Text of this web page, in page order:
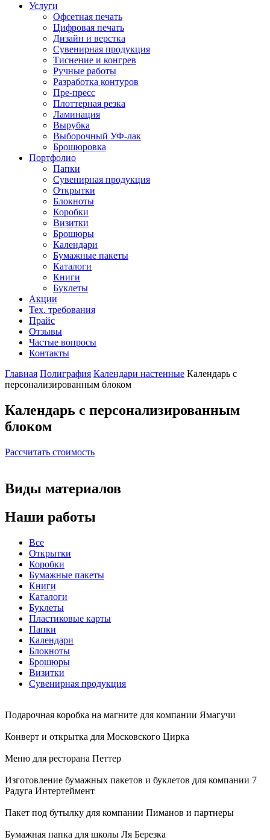
Услуги
Офсетная печать
Цифровая печать
Дизайн и верстка
Сувенирная продукция
Тиснение и конгрев
Ручные работы
Разработка контуров
Пре-пресс
Плоттерная резка
Ламинация
Вырубка
Выборочный УФ-лак
Брошюровка
Портфолио
Папки
Сувенирная продукция
Открытки
Блокноты
Коробки
Визитки
Брошюры
Календари
Бумажные пакеты
Каталоги
Книги
Буклеты
Акции
Тех. требования
Прайс
Отзывы
Частые вопросы
Контакты
Главная Полиграфия Календари настенные Календарь с
персонализированным блоком
Календарь с персонализированным
блоком
Рассчитать стоимость
Виды материалов
Наши работы
Все
Открытки
Коробки
Бумажные пакеты
Книги
Каталоги
Буклеты
Пластиковые карты
Папки
Календари
Блокноты
Брошюры
Визитки
Сувенирная продукция
Подарочная коробка на магните для компании Ямагучи
Конверт и открытка для Московского Цирка
Меню для ресторана Петтер
Изготовление бумажных пакетов и буклетов для компании 7
Радуга Интертеймент
Пакет под бутылку для компании Пиманов и партнеры
Бумажная папка для школы Ля Березка